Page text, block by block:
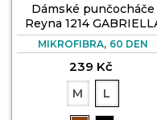
Dámské punčocháče
Reyna 1214
MIKROFIBRA, 60 DEN
239 Kč
M L